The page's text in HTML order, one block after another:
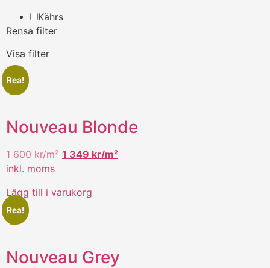
Kährs
Rensa filter
Visa filter
Rea!
Nouveau Blonde
1 600kr/m² 1 349 kr/m²
inkl. moms
Lägg till i varukorg
Rea!
Nouveau Grey